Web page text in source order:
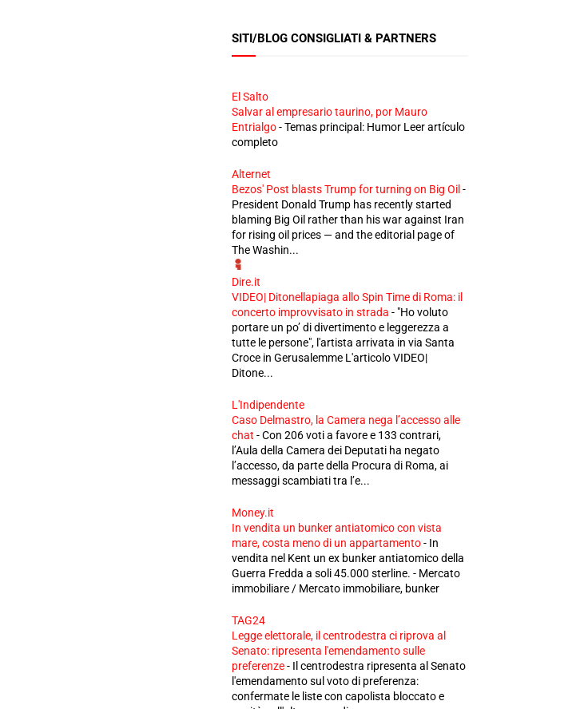
SITI/BLOG CONSIGLIATI & PARTNERS
El Salto
Salvar al empresario taurino, por Mauro
Entrialgo-Temas principal: Humor Leer artículo
completo
Alternet
Bezos' Post blasts Trump for turning on Big Oil -
President Donald Trump has recently started
blaming Big Oil rather than his war against Iran
for rising oil prices — and the editorial page of
The Washin...
Dire.it
VIDEO| Ditonellapiaga allo Spin Time di Roma: il
concerto improvvisato in strada - "Ho voluto
portare un po’ di divertimento e leggerezza a
tutte le persone", l'artista arrivata in via Santa
Croce in Gerusalemme L'articolo VIDEO|
Ditone...
L'Indipendente
Caso Delmastro, la Camera nega l’accesso alle
chat -Con 206 voti a favore e 133 contrari,
l’Aula della Camera dei Deputati ha negato
l’accesso, da parte della Procura di Roma, ai
messaggi scambiati tra l’e...
Money.it
In vendita un bunker antiatomico con vista
mare, costa meno di un appartamento- In
vendita nel Kent un ex bunker antiatomico della
Guerra Fredda a soli 45.000 sterline. - Mercato
immobiliare / Mercato immobiliare, bunker
TAG24
Legge elettorale, il centrodestra ci riprova al
Senato: ripresenta l'emendamento sulle
preferenze- Il centrodestra ripresenta al Senato
l'emendamento sul voto di preferenza:
confermate le liste con capolista bloccato e